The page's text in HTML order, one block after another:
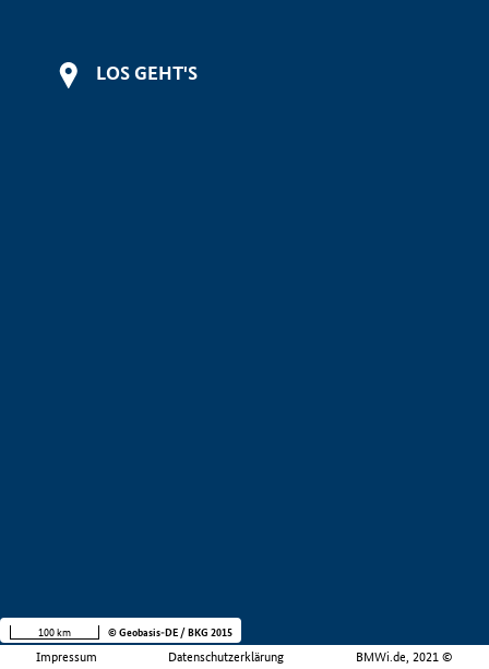
LOS GEHT'S
Impressum Datenschutzerklärung BMWi.de, 2021 ©
100 km © Geobasis-DE / BKG 2015